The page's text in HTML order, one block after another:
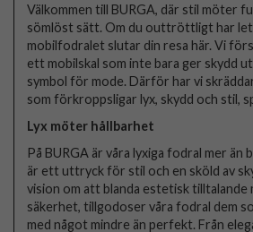
Välkommen till BURGA, där stil möter
sömlöst sätt. Om du outtröttligt har
mobilfodralet slutar din resa här. Vi
ett mobilskal som inte bara ger skydd
symbol för mode. Därför har vi
som förkroppsligar lyx, skydd och stil,
Lyx möter hållbarhet
På BURGA är våra lyxiga fodral mer än
är ett uttryck för stil och en sköld av
vision om att blanda estetisk tilltalande
säkerhet, tillgodoser våra fodral dem
med något mindre än perfekt. Från